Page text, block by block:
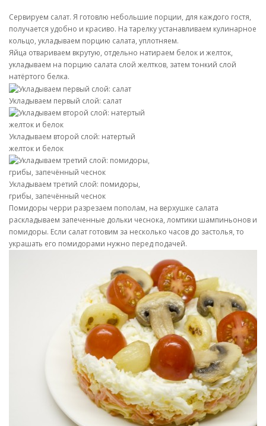
Сервируем салат. Я готовлю небольшие порции, для каждого гостя,
получается удобно и красиво. На тарелку устанавливаем кулинарное
кольцо, укладываем порцию салата, уплотняем.
Яйца отвариваем вкрутую, отдельно натираем белок и желток,
укладываем на порцию салата слой желтков, затем тонкий слой
натёртого белка.
Укладываем первый слой: салат
Укладываем второй слой: натертый
желток и белок
Укладываем третий слой: помидоры,
грибы, запечённый чеснок
Помидоры черри разрезаем пополам, на верхушке салата
раскладываем запеченные дольки чеснока, ломтики шампиньонов и
помидоры. Если салат готовим за несколько часов до застолья, то
украшать его помидорами нужно перед подачей.